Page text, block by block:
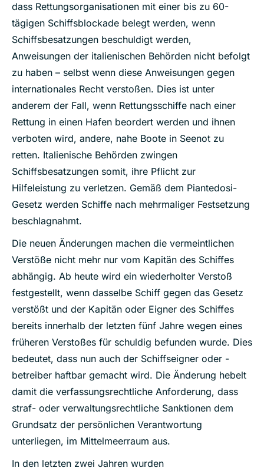
dass Rettungsorganisationen mit einer bis zu 60-
tägigen Schiffsblockade belegt werden, wenn
Schiffsbesatzungen beschuldigt werden,
Anweisungen der italienischen Behörden nicht befolgt
zu haben – selbst wenn diese Anweisungen gegen
internationales Recht verstoßen. Dies ist unter
anderem der Fall, wenn Rettungsschiffe nach einer
Rettung in einen Hafen beordert werden und ihnen
verboten wird, andere, nahe Boote in Seenot zu
retten. Italienische Behörden zwingen
Schiffsbesatzungen somit, ihre Pflicht zur
Hilfeleistung zu verletzen. Gemäß dem Piantedosi-
Gesetz werden Schiffe nach mehrmaliger Festsetzung
beschlagnahmt.
Die neuen Änderungen machen die vermeintlichen
Verstöße nicht mehr nur vom Kapitän des Schiffes
abhängig. Ab heute wird ein wiederholter Verstoß
festgestellt, wenn dasselbe Schiff gegen das Gesetz
verstößt und der Kapitän oder Eigner des Schiffes
bereits innerhalb der letzten fünf Jahre wegen eines
früheren Verstoßes für schuldig befunden wurde. Dies
bedeutet, dass nun auch der Schiffseigner oder -
betreiber haftbar gemacht wird. Die Änderung hebelt
damit die verfassungsrechtliche Anforderung, dass
straf- oder verwaltungsrechtliche Sanktionen dem
Grundsatz der persönlichen Verantwortung
unterliegen, im Mittelmeerraum aus.
In den letzten zwei Jahren wurden